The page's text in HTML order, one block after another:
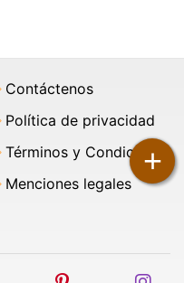
+
Contáctenos
Política de privacidad
Términos y Condiciones
Menciones legales